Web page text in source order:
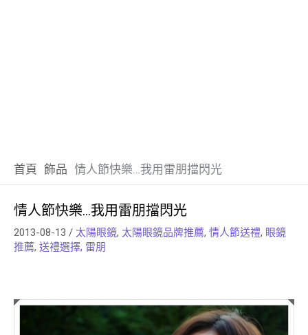
首頁 飾品 情人節快樂…我用雷朋擋閃光
情人節快樂…我用雷朋擋閃光
2013-08-13 / 太陽眼鏡, 太陽眼鏡品牌推薦, 情人節送禮, 眼鏡
推薦, 送禮選擇, 雷朋